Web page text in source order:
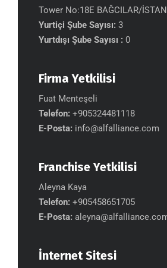
Tower No:18E BAĞCILAR/
Yurtiçi Şube Sayısı: 3
Yurtdışı Şube Sayısı : 0
Firma Yetkilisi
Fuat Menteşeli
Telefon: +905324481118
E-Posta: info@alfalliance.com
Franchise Yetkilisi
Aleyna Kaya
Telefon: +905458651705
E-Posta:
İnternet Sitesi